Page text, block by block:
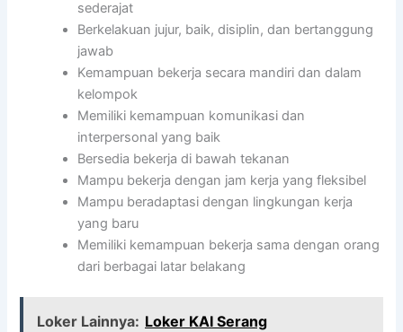
sederajat
Berkelakuan jujur, baik, disiplin, dan bertanggung
jawab
Kemampuan bekerja secara mandiri dan dalam
kelompok
Memiliki kemampuan komunikasi dan
interpersonal yang baik
Bersedia bekerja di bawah tekanan
Mampu bekerja dengan jam kerja yang fleksibel
Mampu beradaptasi dengan lingkungan kerja
yang baru
Memiliki kemampuan bekerja sama dengan orang
dari berbagai latar belakang
Loker Lainnya: Loker KAI Serang